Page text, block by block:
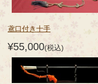
鳶口付き十手
¥55,000(税込)